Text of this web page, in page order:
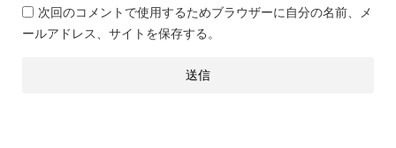
次回のコメントで使用するためブラウザーに自分の名前、メ
ールアドレス、サイトを保存する。